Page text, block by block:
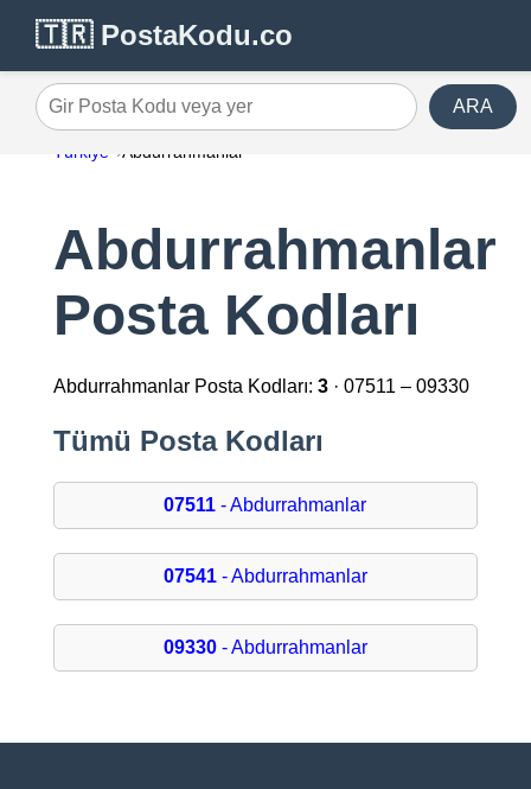
🇹🇷 PostaKodu.co
Gir Posta Kodu veya yer ARA
Türkiye Abdurrahmanlar
Abdurrahmanlar
Posta Kodları
Abdurrahmanlar Posta Kodları: 3· 07511 – 09330
Tümü Posta Kodları
07511 - Abdurrahmanlar
07541- Abdurrahmanlar
09330- Abdurrahmanlar